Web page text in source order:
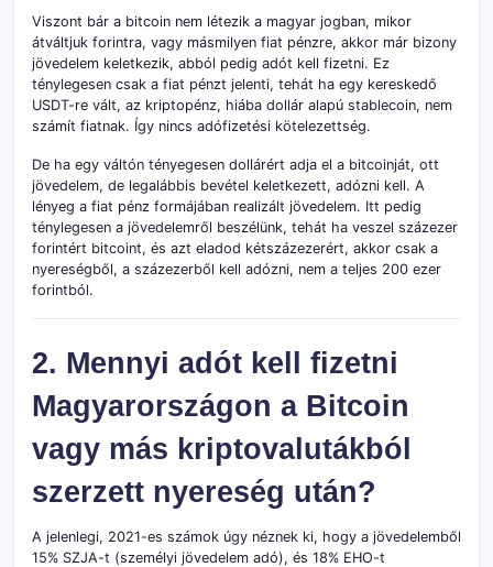
Viszont bár a bitcoin nem létezik a magyar jogban, mikor
átváltjuk forintra, vagy másmilyen fiat pénzre, akkor már bizony
jövedelem keletkezik, abból pedig adót kell fizetni. Ez
ténylegesen csak a fiat pénzt jelenti, tehát ha egy kereskedő
USDT-re vált, az kriptopénz, hiába dollár alapú stablecoin, nem
számít fiatnak. Így nincs adófizetési kötelezettség.
De ha egy váltón tényegesen dollárért adja el a bitcoinját, ott
jövedelem, de legalábbis bevétel keletkezett, adózni kell. A
lényeg a fiat pénz formájában realizált jövedelem. Itt pedig
ténylegesen a jövedelemről beszélünk, tehát ha veszel százezer
forintért bitcoint, és azt eladod kétszázezerért, akkor csak a
nyereségből, a százezerből kell adózni, nem a teljes 200 ezer
forintból.
2. Mennyi adót kell fizetni
Magyarországon a Bitcoin
vagy más kriptovalutákból
szerzett nyereség után?
A jelenlegi, 2021-es számok úgy néznek ki, hogy a jövedelemből
15% SZJA-t (személyi jövedelem adó), és 18% EHO-t